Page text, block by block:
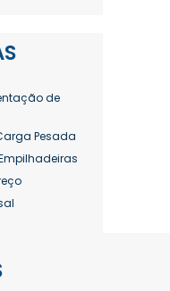
de
Pesada
Valor